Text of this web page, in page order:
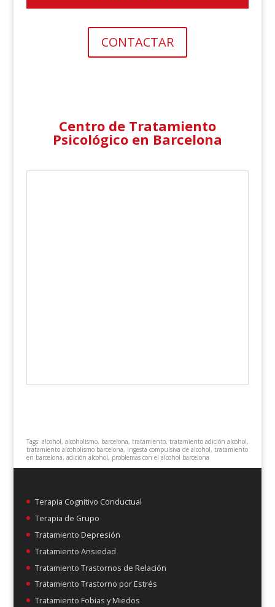
CONTACTAR
Centro de Tratamiento
Psicológico en Barcelona
Tags: alcohol, alcoholismo, barcelona, tratamiento, tratamiento adición alcohol,
tratamiento alcoholismo barcelona, ingesta compulsiva de alcohol, tratamiento
en barcelona, adición alcohol, problemas con el alcohol barcelona
Terapia Cognitivo Conductual
Terapia de Grupo
Tratamiento Depresión
Tratamiento Ansiedad
Tratamiento Trastornos de Relación
Tratamiento Trastorno por Estrés
Tratamiento Fobias y Miedos